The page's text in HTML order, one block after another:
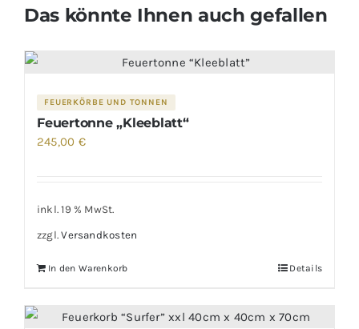
Das könnte Ihnen auch gefallen
FEUERKÖRBE UND TONNEN
Feuertonne „Kleeblatt“
245,00 €
inkl. 19 % MwSt.
zzgl.Versandkosten
In den Warenkorb Details